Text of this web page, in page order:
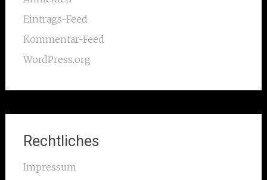
Eintrags-Feed
Kommentar-Feed
WordPress.org
Rechtliches
Impressum